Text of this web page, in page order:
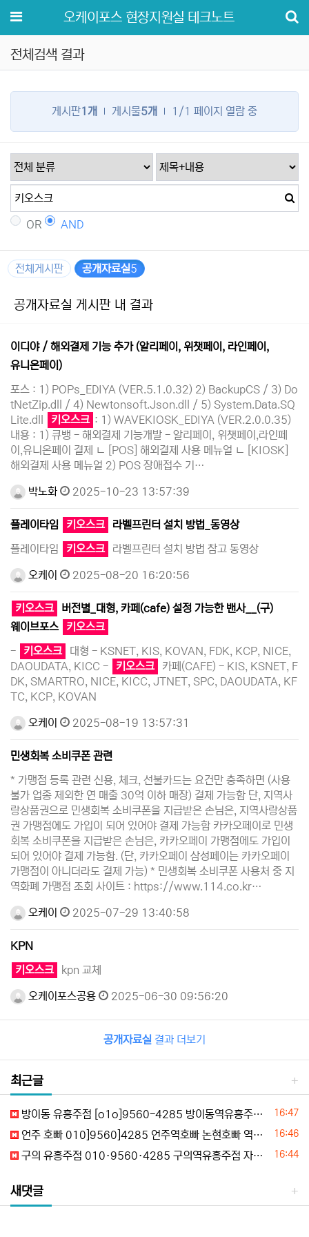
메뉴 오케이포스 현장지원실 테크노트
전체검색 결과
게시판1개 게시물5개 1/1 페이지 열람 중
OR AND
전체게시판 공개자료실5
공개자료실 게시판 내 결과
이디야 / 해외결제 기능 추가 (알리페이, 위챗페이, 라인페이,
유니온페이)
포스 : 1) POPs_EDIYA (VER.5.1.0.32) 2) BackupCS / 3) Do
tNetZip.dll / 4) Newtonsoft.Json.dll / 5) System.Data.SQ
Lite.dll
키오스크 : 1) WAVEKIOSK_EDIYA (VER.2.0.0.35)
내용 : 1) 큐뱅 - 해외결제 기능개발 - 알리페이, 위챗페이,라인페
이,유니온페이 결제 ㄴ [POS] 해외결제 사용 메뉴얼 ㄴ [KIOSK]
해외결제 사용 메뉴얼 2) POS 장애접수 기…
박노화 2025-10-23 13:57:39
플레이타임 키오스크
라벨프린터 설치 방법_동영상
플레이타임
키오스크 라벨프린터 설치 방법 참고 동영상
오케이 2025-08-20 16:20:56
키오스크
버전별_대형, 카페(cafe) 설정 가능한 밴사__(구)
웨이브포스
키오스크
-
키오스크
대형 - KSNET, KIS, KOVAN, FDK, KCP, NICE,
DAOUDATA, KICC -
키오스크
카페(CAFE) - KIS, KSNET, F
DK, SMARTRO, NICE, KICC, JTNET, SPC, DAOUDATA, KF
TC, KCP, KOVAN
오케이 2025-08-19 13:57:31
민생회복 소비쿠폰 관련
* 가맹점 등록 관련 신용, 체크, 선불카드는 요건만 충족하면 (사용
불가 업종 제외한 연 매출 30억 이하 매장) 결제 가능함 단, 지역사
랑상품권으로 민생회복 소비쿠폰을 지급받은 손님은, 지역사랑상품
권 가맹점에도 가입이 되어 있어야 결제 가능함 카카오페이로 민생
회복 소비쿠폰을 지급받은 손님은, 카카오페이 가맹점에도 가입이
되어 있어야 결제 가능함. (단, 카카오페이 삼성페이는 카카오페이
가맹점이 아니더라도 결제 가능) * 민생회복 소비쿠폰 사용처 중 지
역화폐 가맹점 조회 사이트 : https://www.114.co.kr…
오케이 2025-07-29 13:40:58
KPN
키오스크
kpn 교체
오케이포스공용 2025-06-30 09:56:20
공개자료실 결과 더보기
최근글
등록일
16:47
방이동 유흥주점 [o1o]9560-4285 방이동역유흥주점 올림픽공원유흥주점 문정동유흥주점 가락동유흥주점 할인문의
등록일
16:46
언주 호빠 010]9560]4285 언주역호빠 논현호빠 역삼호빠 언주가라오케 예약문의
등록일
16:44
구의 유흥주점 010·9560·4285 구의역유흥주점 자양유흥주점 강변유흥주점 구의풀싸 평일문의
새댓글